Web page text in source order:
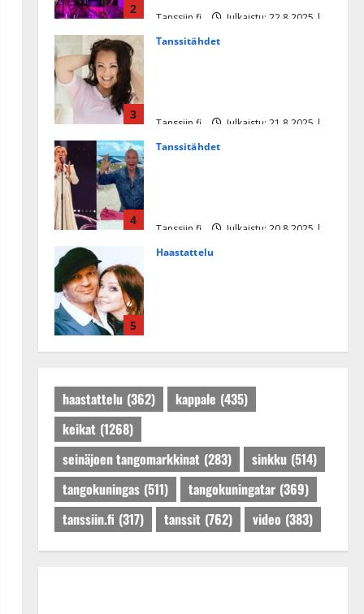
2
Tanssiin.fi
Julkaistu: 22.8.2025 |
3
Tanssitähdet
Tanssiin.fi
Julkaistu: 21.8.2025 |
4
Tanssitähdet
Tanssiin.fi
Julkaistu: 20.8.2025 |
5
Haastattelu
Tanssiin.fi
Julkaistu: 27.4.2025 |
haastattelu (362) kappale (435)
keikat (1268)
seinäjoen tangomarkkinat (283) sinkku (514)
tangokuningas (511) tangokuningatar (369)
tanssiin.fi (317) tanssit (762) video (383)